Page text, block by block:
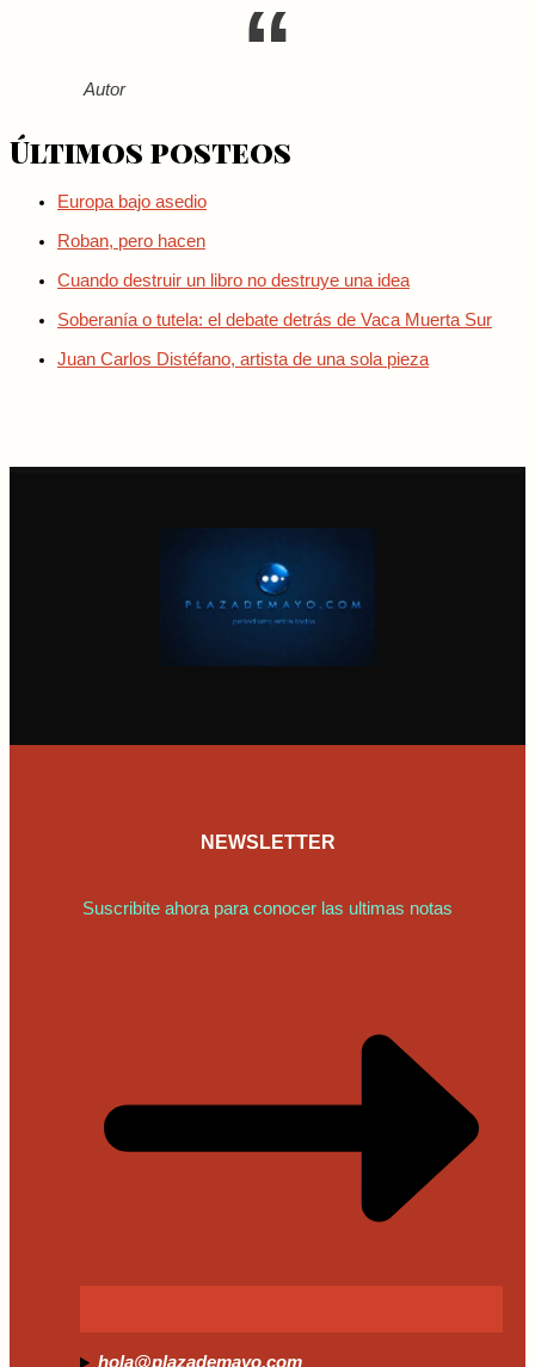
Autor
Últimos posteos
Europa bajo asedio
Roban, pero hacen
Cuando destruir un libro no destruye una idea
Soberanía o tutela: el debate detrás de Vaca Muerta Sur
Juan Carlos Distéfano, artista de una sola pieza
NEWSLETTER
Suscribite ahora para conocer las ultimas notas
hola@plazademayo.com